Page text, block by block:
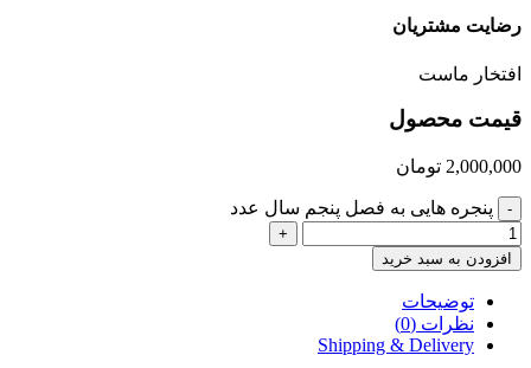
رضایت مشتریان
افتخار ماست
قیمت محصول
2,000,000 تومان
- پنجره هایی به فصل پنجم سال عدد
+
افزودن به سبد خرید
توضیحات
نظرات (0)
Shipping & Delivery